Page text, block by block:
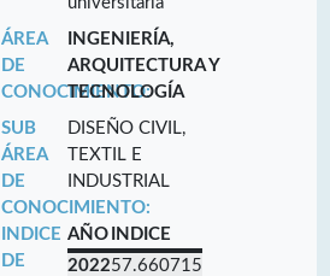
ÁREA
DE
CONOCIMIENTO:
INGENIERÍA,
ARQUITECTURA Y
TECNOLOGÍA
SUB
ÁREA
DE
CONOCIMIENTO:
DISEÑO CIVIL,
TEXTIL E
INDUSTRIAL
INDICE
DE
AÑO INDICE
202257.660715